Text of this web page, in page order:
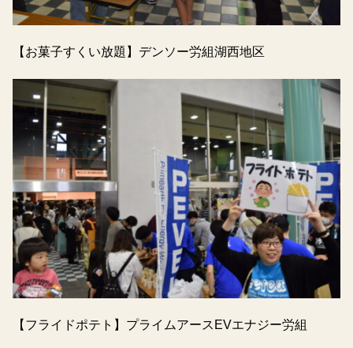
【お菓子すくい放題】デンソー労組湖西地区
【フライドポテト】プライムアースEVエナジー労組